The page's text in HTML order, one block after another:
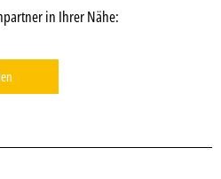
in Ihrer Nähe: